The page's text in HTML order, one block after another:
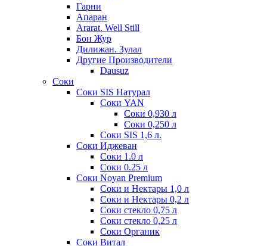
Гарни
Апаран
Ararat. Well Still
Бон Жур
Дилижан. Зулал
Другие Производители
Dausuz
Соки
Соки SIS Натурал
Соки YAN
Соки 0,930 л
Соки 0,250 л
Соки SIS 1,6 л.
Соки Иджеван
Соки 1.0 л
Соки 0.25 л
Соки Noyan Premium
Соки и Нектары 1,0 л
Соки и Нектары 0,2 л
Соки стекло 0,75 л
Соки стекло 0,25 л
Соки Органик
Соки Витал